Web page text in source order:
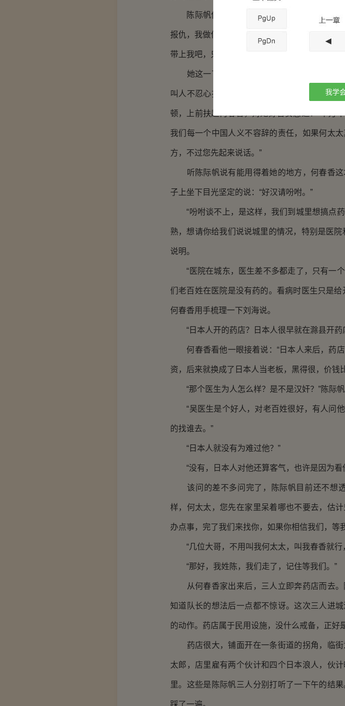
陈际帆他们谁也没说话，只听何春香接着缓
报仇，我做什么都愿意！”说完忽然跪在地上对
带上我吧，只要能杀鬼子报仇，做牛做马我心甘情
她这一下把陈际帆等人搞得很窘，面前的女
叫人不忍心拒绝。赵俊把头扭朝陈际帆一边使
顿，上前扶起何春香，对她好言安慰道：“千万
我们每一个中国人义不容辞的责任，如果何太
方，不过您先起来说话。”
听陈际帆说有能用得着她的地方，何春香这
子上坐下目光坚定的说：“好汉请吩咐。”
“吩咐谈不上，是这样，我们到城里想搞点药
熟，想请你给我们说说城里的情况，特别是医
说明。
“医院在城东，医生差不多都走了，只有一
们老百姓在医院是没有药的。看病时医生只是
何春香用手梳理一下刘海说。
“日本人开的药店？日本人很早就在滁县开药
何春香看他一眼接着说：“日本人来后，药店
资，后来就换成了日本人当老板，黑得很，价钱
“那个医生为人怎么样？是不是汉奸？”陈际帆
“吴医生是个好人，对老百姓很好，有人问他
的找谁去。”
“日本人就没有为难过他？”
“没有，日本人对他还算客气，也许是因为看
该问的差不多问完了，陈际帆目前还不想透
样，何太太，您先在家里呆着哪也不要去，估
办点事，完了我们来找你，如果你相信我们，等
“几位大哥，不用叫我何太太，叫我春香就行
“那好，我姓陈，我们走了，记住等我们。”
从何春香家出来后，三人立即奔药店而去。
知道队长的想法后一点都不惊讶。这次三人进
的动作。药店属于民用设施，没什么戒备，正好
药店很大，铺面开在一条街道的拐角，临街
太郎，店里雇有两个伙计和四个日本浪人，伙
里。这些是陈际帆三人分别打听了一下午的结
踩了一遍。
我学